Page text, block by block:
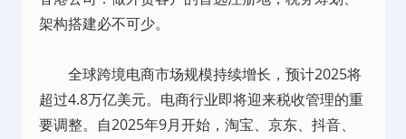
架构搭建必不可少。
全球跨境电商市场规模持续增长，预计2025将
超过4.8万亿美元。电商行业即将迎来税收管理的重
要调整。自2025年9月开始，淘宝、京东、抖音、